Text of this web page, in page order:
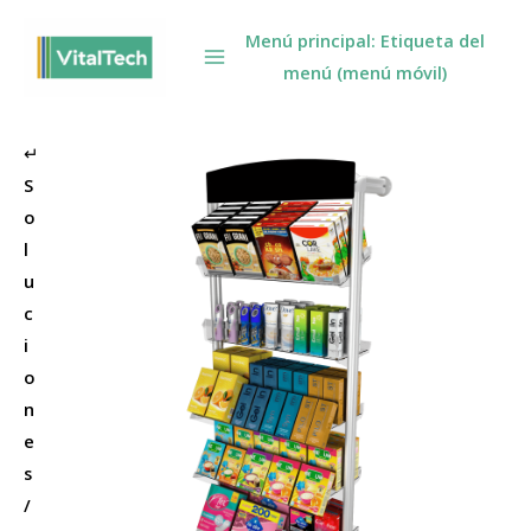
contenido
Menú principal: Etiqueta del
menú (menú móvil)
↵
S
o
l
u
c
i
o
n
e
s
/